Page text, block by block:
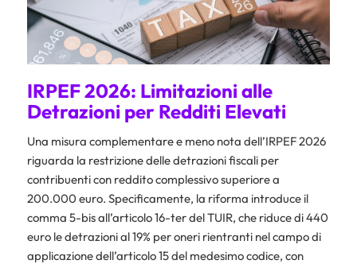
IRPEF 2026: Limitazioni alle
Detrazioni per Redditi Elevati
Una misura complementare e meno nota dell’IRPEF 2026
riguarda la restrizione delle detrazioni fiscali per
contribuenti con reddito complessivo superiore a
200.000 euro. Specificamente, la riforma introduce il
comma 5-bis all’articolo 16-ter del TUIR, che riduce di 440
euro le detrazioni al 19% per oneri rientranti nel campo di
applicazione dell’articolo 15 del medesimo codice, con